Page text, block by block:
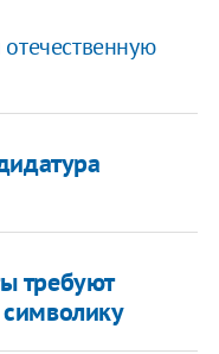
отечественную
требуют